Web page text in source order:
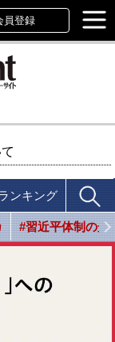
員登録
ンキング
#習近平体制の光